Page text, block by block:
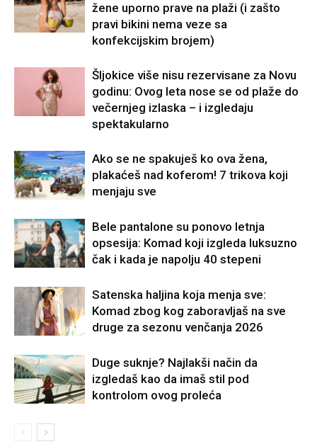
žene uporno prave na plaži (i zašto
pravi bikini nema veze sa
konfekcijskim brojem)
Šljokice više nisu rezervisane za Novu
godinu: Ovog leta nose se od plaže do
večernjeg izlaska – i izgledaju
spektakularno
Ako se ne spakuješ ko ova žena,
plakaćeš nad koferom! 7 trikova koji
menjaju sve
Bele pantalone su ponovo letnja
opsesija: Komad koji izgleda luksuzno
čak i kada je napolju 40 stepeni
Satenska haljina koja menja sve:
Komad zbog kog zaboravljaš na sve
druge za sezonu venčanja 2026
Duge suknje? Najlakši način da
izgledaš kao da imaš stil pod
kontrolom ovog proleća